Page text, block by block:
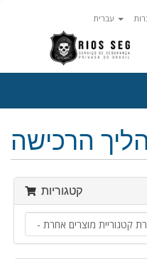
הרכישה
קטגוריות